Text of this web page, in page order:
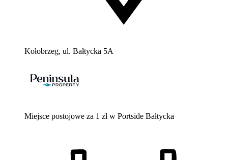
Kołobrzeg, ul. Bałtycka 5A
Miejsce postojowe za 1 zł w Portside Bałtycka